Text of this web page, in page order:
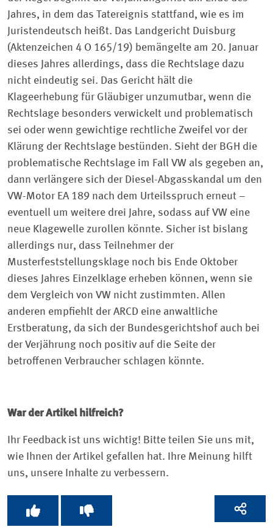
Jahres, in dem das Tatereignis stattfand, wie es im
Juristendeutsch heißt. Das Landgericht Duisburg
(Aktenzeichen 4 O 165/19) bemängelte am 20. Januar
dieses Jahres allerdings, dass die Rechtslage dazu
nicht eindeutig sei. Das Gericht hält die
Klageerhebung für Gläubiger unzumutbar, wenn die
Rechtslage besonders verwickelt und problematisch
sei oder wenn gewichtige rechtliche Zweifel vor der
Klärung der Rechtslage bestünden. Sieht der BGH die
problematische Rechtslage im Fall VW als gegeben an,
dann verlängere sich der Diesel-Abgasskandal um den
VW-Motor EA 189 nach dem Urteilsspruch erneut –
eventuell um weitere drei Jahre, sodass auf VW eine
neue Klagewelle zurollen könnte. Sicher ist bislang
allerdings nur, dass Teilnehmer der
Musterfeststellungsklage noch bis Ende Oktober
dieses Jahres Einzelklage erheben können, wenn sie
dem Vergleich von VW nicht zustimmten. Allen
anderen empfiehlt der ARCD eine anwaltliche
Erstberatung, da sich der Bundesgerichtshof auch bei
der Verjährung noch positiv auf die Seite der
betroffenen Verbraucher schlagen könnte.
War der Artikel hilfreich?
Ihr Feedback ist uns wichtig! Bitte teilen Sie uns mit,
wie Ihnen der Artikel gefallen hat. Ihre Meinung hilft
uns, unsere Inhalte zu verbessern.